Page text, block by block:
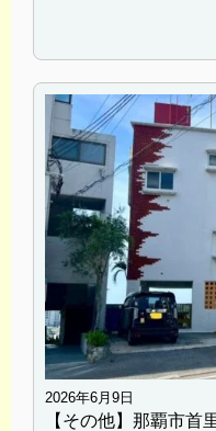
2026年6月9日
【その他】那覇市首